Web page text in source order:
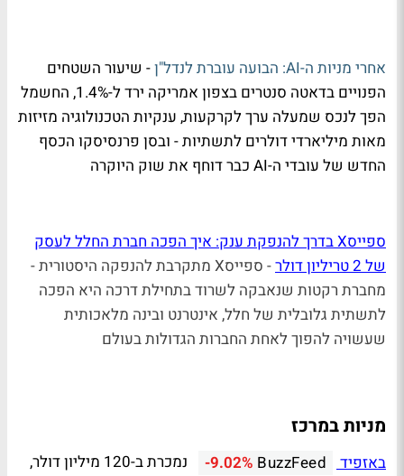
אחרי מניות ה-AI: הבועה עוברת לנדל"ן
- שיעור השטחים
הפנויים בדאטה סנטרים בצפון אמריקה ירד ל-1.4%, החשמל
הפך לנכס שמעלה ערך לקרקעות, ענקיות הטכנולוגיה מזיזות
מאות מיליארדי דולרים לתשתיות - ובסן פרנסיסקו הכסף
החדש של עובדי ה-AI כבר דוחף את שוק היוקרה
ספייסX בדרך להנפקת ענק: איך הפכה חברת החלל לעסק
של 2 טריליון דולר
- ספייסX מתקרבת להנפקה היסטורית -
מחברת רקטות שנאבקה לשרוד בתחילת דרכה היא הפכה
לתשתית גלובלית של חלל, אינטרנט ובינה מלאכותית
שעשויה להפוך לאחת החברות הגדולות בעולם
מניות במרכז
באזפיד BuzzFeed
-9.02%
נמכרת ב-120 מיליון דולר,